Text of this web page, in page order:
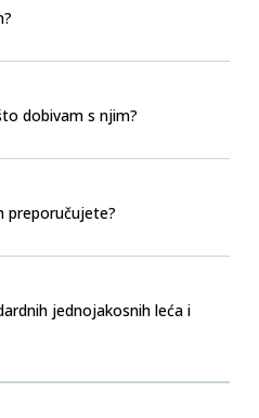
dobivam s njim?
preporučujete?
jednojakosnih leća i